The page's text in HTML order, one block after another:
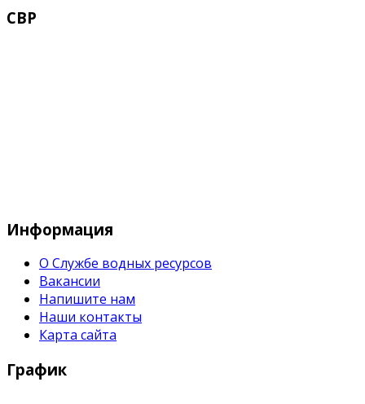
СВР
Информация
О Службе водных ресурсов
Вакансии
Напишите нам
Наши контакты
Карта сайта
График